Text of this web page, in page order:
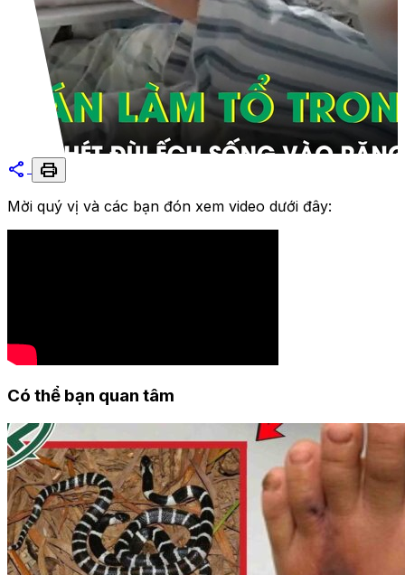
share print
Mời quý vị và các bạn đón xem video dưới đây:
Có thể bạn quan tâm